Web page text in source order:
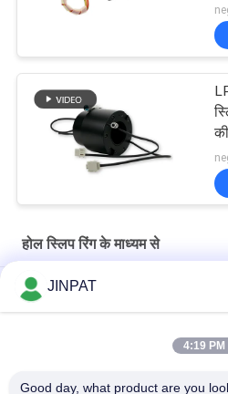
होल स्लिप रिंग के माध्यम से
आंतरिक व्यास 60 मिमी के माध्यम से छेद फिसलने
JINPAT
4:19 PM
Good day, what product are you